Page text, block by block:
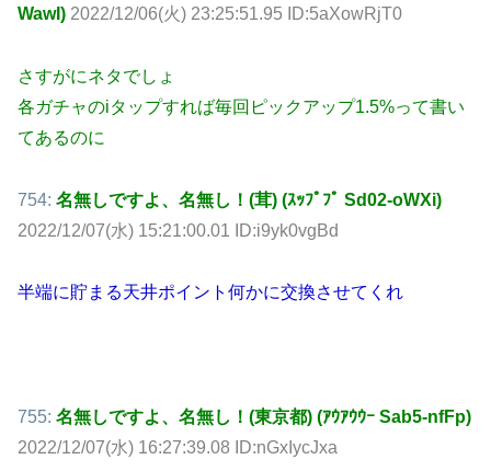
WawI) 2022/12/06(火) 23:25:51.95 ID:5aXowRjT0
さすがにネタでしょ
各ガチャのiタップすれば毎回ピックアップ1.5%って書い
てあるのに
754: 名無しですよ、名無し！(茸) (ｽｯﾌﾟﾌﾟ Sd02-oWXi)
2022/12/07(水) 15:21:00.01 ID:i9yk0vgBd
半端に貯まる天井ポイント何かに交換させてくれ
755: 名無しですよ、名無し！(東京都) (ｱｳｱｳｳｰ Sab5-nfFp)
2022/12/07(水) 16:27:39.08 ID:nGxIycJxa